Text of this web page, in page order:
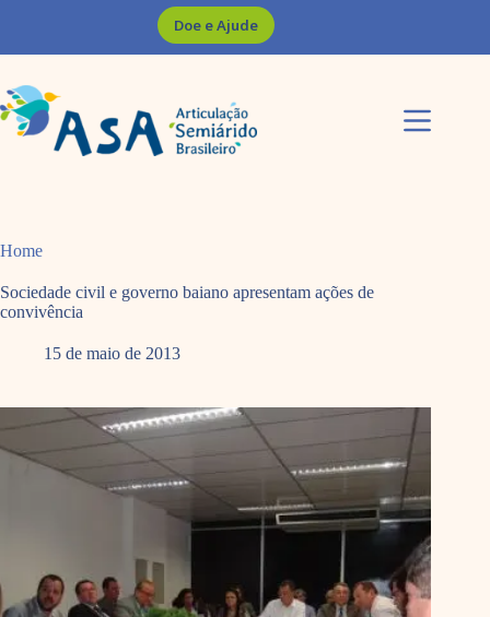
Doe e Ajude
Home
Sociedade civil e governo baiano apresentam ações de
convivência
15 de maio de 2013